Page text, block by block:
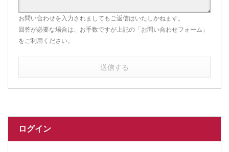
お問い合わせを入力されましてもご返信はいたしかねます。
回答が必要な場合は、お手数ですが上記の「お問い合わせフォーム」
をご利用ください。
送信する
ログイン